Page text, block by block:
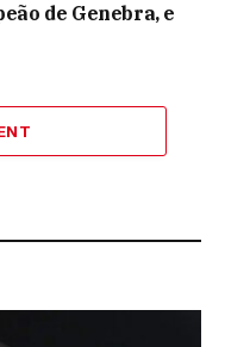
de Genebra, e